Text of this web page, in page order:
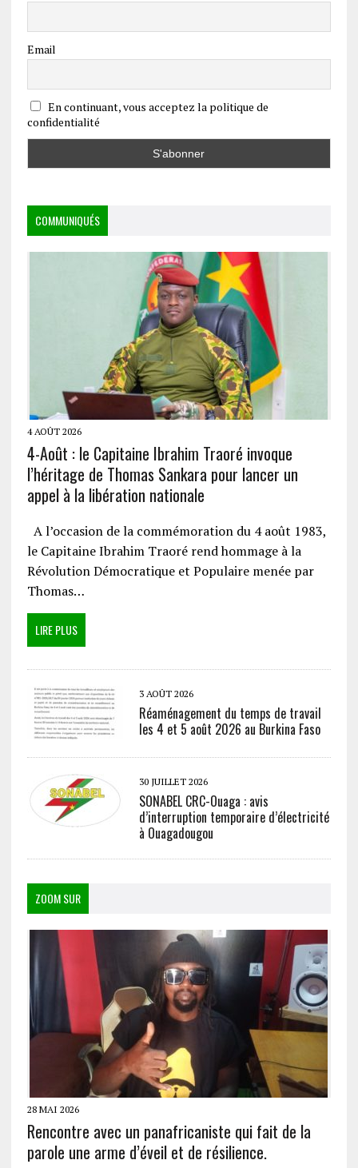
Email
En continuant, vous acceptez la politique de
confidentialité
COMMUNIQUÉS
4 AOÛT 2026
4-Août : le Capitaine Ibrahim Traoré invoque
l’héritage de Thomas Sankara pour lancer un
appel à la libération nationale
A l’occasion de la commémoration du 4 août 1983,
le Capitaine Ibrahim Traoré rend hommage à la
Révolution Démocratique et Populaire menée par
Thomas…
LIRE PLUS
3 AOÛT 2026
Réaménagement du temps de travail
les 4 et 5 août 2026 au Burkina Faso
30 JUILLET 2026
SONABEL CRC-Ouaga : avis
d’interruption temporaire d’électricité
à Ouagadougou
ZOOM SUR
28 MAI 2026
Rencontre avec un panafricaniste qui fait de la
parole une arme d’éveil et de résilience.